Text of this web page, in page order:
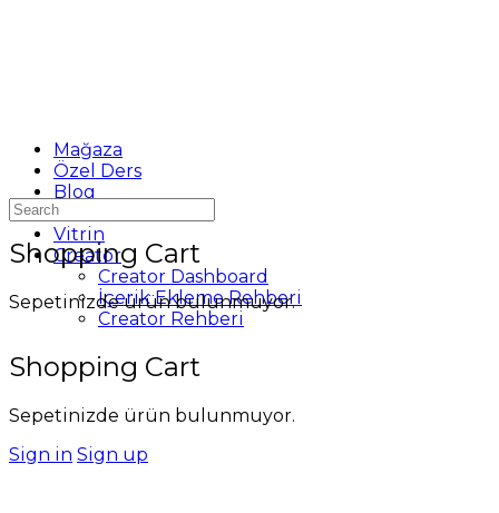
Mağaza
Özel Ders
Blog
Destek
Vitrin
Creator
Creator Dashboard
İçerik Ekleme Rehberi
Creator Rehberi
Shopping Cart
Sepetinizde ürün bulunmuyor.
Sign in Sign up
Shopping Cart
Sepetinizde ürün bulunmuyor.
Search
for: